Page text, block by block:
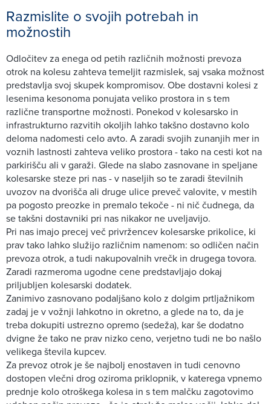
Razmislite o svojih potrebah in
možnostih
Odločitev za enega od petih različnih možnosti prevoza
otrok na kolesu zahteva temeljit razmislek, saj vsaka možnost
predstavlja svoj skupek kompromisov. Obe dostavni kolesi z
lesenima kesonoma ponujata veliko prostora in s tem
različne transportne možnosti. Ponekod v kolesarsko in
infrastrukturno razvitih okoljih lahko takšno dostavno kolo
deloma nadomesti celo avto. A zaradi svojih zunanjih mer in
voznih lastnosti zahteva veliko prostora - tako na cesti kot na
parkirišču ali v garaži. Glede na slabo zasnovane in speljane
kolesarske steze pri nas - v naseljih so te zaradi številnih
uvozov na dvorišča ali druge ulice preveč valovite, v mestih
pa pogosto preozke in premalo tekoče - ni nič čudnega, da
se takšni dostavniki pri nas nikakor ne uveljavijo.
Pri nas imajo precej več privržencev kolesarske prikolice, ki
prav tako lahko služijo različnim namenom: so odličen način
prevoza otrok, a tudi nakupovalnih vrečk in drugega tovora.
Zaradi razmeroma ugodne cene predstavljajo dokaj
priljubljen kolesarski dodatek.
Zanimivo zasnovano podaljšano kolo z dolgim prtljažnikom
zadaj je v vožnji lahkotno in okretno, a glede na to, da je
treba dokupiti ustrezno opremo (sedeža), kar še dodatno
dvigne že tako ne prav nizko ceno, verjetno tudi ne bo našlo
velikega števila kupcev.
Za prevoz otrok je še najbolj enostaven in tudi cenovno
dostopen vlečni drog oziroma priklopnik, v katerega vpnemo
prednje kolo otroškega kolesa in s tem malčku zagotovimo